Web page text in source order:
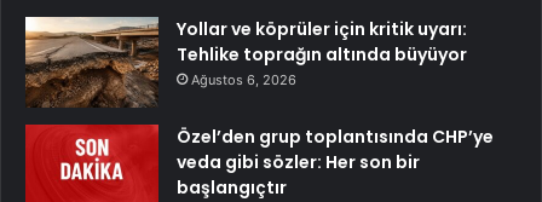
Yollar ve köprüler için kritik uyarı:
Tehlike toprağın altında büyüyor
Ağustos 6, 2026
Özel’den grup toplantısında CHP’ye
veda gibi sözler: Her son bir
başlangıçtır